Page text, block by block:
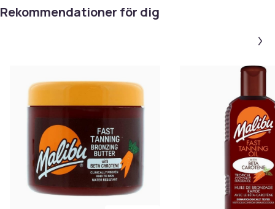
Rekommendationer för dig